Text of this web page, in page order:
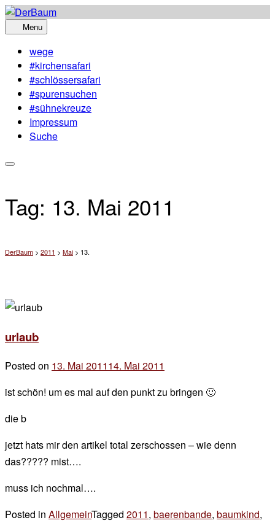
Skip
to
Menu
wege
#kirchensafari
#schlössersafari
#spurensuchen
#sühnekreuze
Impressum
Suche
Tag: 13. Mai 2011
DerBaum > 2011 > Mai > 13.
urlaub
Posted on 13. Mai 201114. Mai 2011
chef
ist schön! um es mal auf den punkt zu bringen 🙂
die b
jetzt hats mir den artikel total zerschossen – wie denn
das????? mist….
muss ich nochmal….
Posted in AllgemeinTagged 2011, baerenbande, baumkind,